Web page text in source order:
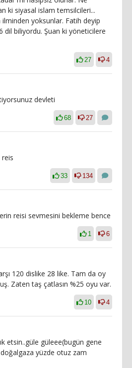
ki siyasal islam temsilcileri...
ilminden yoksunlar. Fatih deyip
dil biliyordu. Şuan ki yöneticilere
27 4
devleti
68 27
reis
33 134
reisi sevmesini bekleme bence
1 6
120 dislike 28 like. Tam da oy
Zaten taş çatlasın %25 oyu var.
10 4
etsin..güle güleee(bugün gene
yüzde otuz zam